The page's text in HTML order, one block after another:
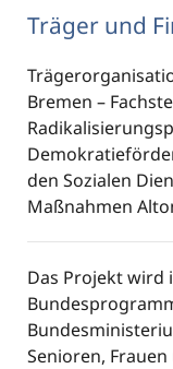
Träger und
Bremen–
den Sozialen
Maßnahmen
Das Projekt wird
Senioren,